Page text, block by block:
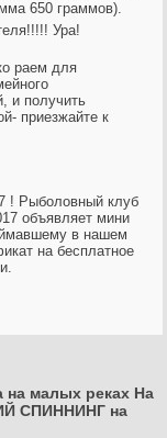
650 граммов).
Ура!
раем для
и получить
приезжайте к
! Рыболовный клуб
объявляет мини
в нашем
на бесплатное
на малых реках На
СПИННИНГ на